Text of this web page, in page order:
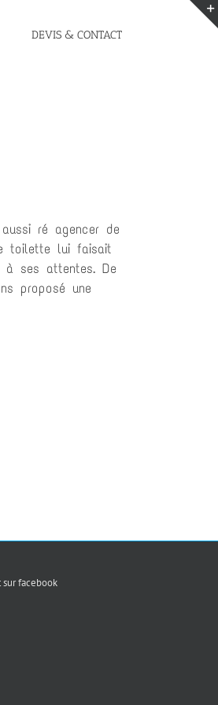
DEVIS & CONTACT
ré agencer de
toilette lui faisait
à ses attentes. De
proposé une
sur facebook